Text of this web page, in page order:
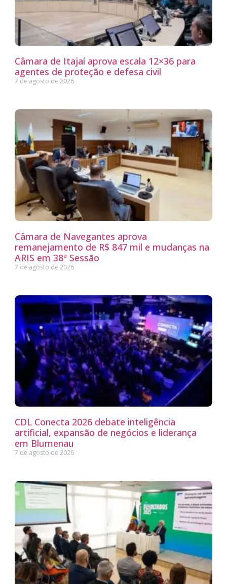
Câmara de Itajaí aprova escala 12×36 para
agentes de proteção e defesa civil
7 de agosto de 2026
Câmara de Navegantes aprova
remanejamento de R$ 847 mil e mudanças na
ARIS em 38ª Sessão
7 de agosto de 2026
CDL Conecta 2026 debate inteligência
artificial, expansão de negócios e liderança
em Blumenau
7 de agosto de 2026